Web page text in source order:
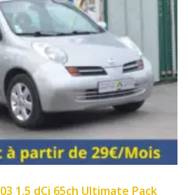
Fiat Panda II 2007 1.1 8v 54ch